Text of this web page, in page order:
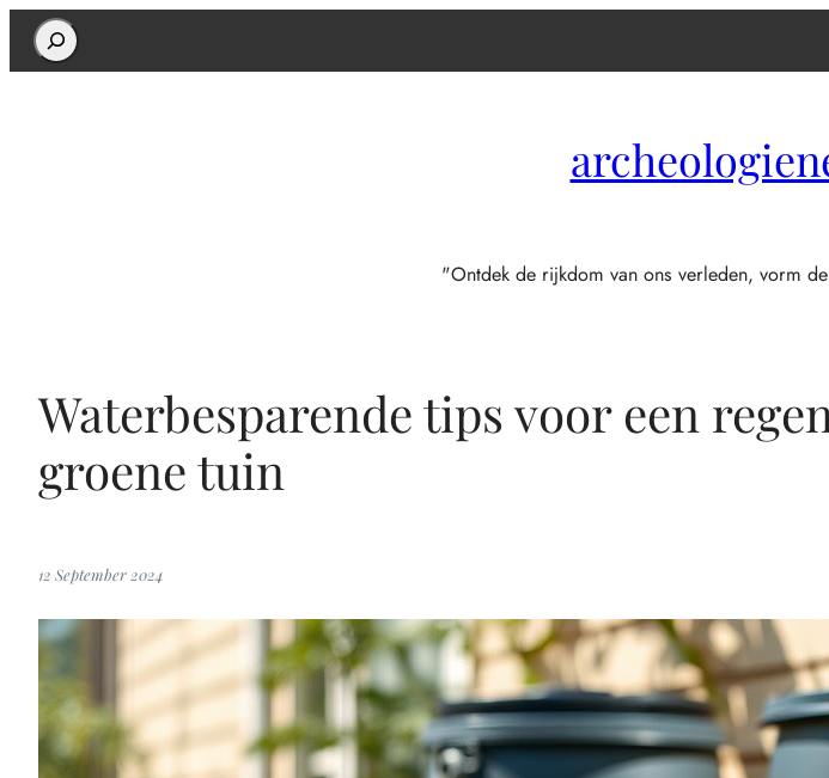
Search
"Ontdek de rijkdom van ons verleden, vorm
Waterbesparende tips voor een
groene tuin
12 September 2024